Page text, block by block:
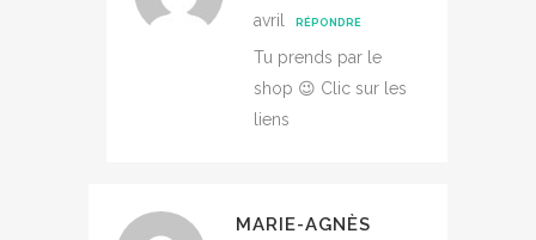
avril
RÉPONDRE
Tu prends par le
shop 😉 Clic sur les
liens
MARIE-AGNÈS